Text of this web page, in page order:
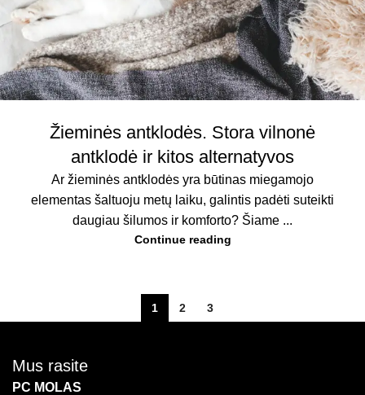
Žieminės antklodės. Stora vilnonė
antklodė ir kitos alternatyvos
Ar žieminės antklodės yra būtinas miegamojo
elementas šaltuoju metų laiku, galintis padėti suteikti
daugiau šilumos ir komforto? Šiame ...
Continue reading
1 2 3
Mus rasite
PC MOLAS